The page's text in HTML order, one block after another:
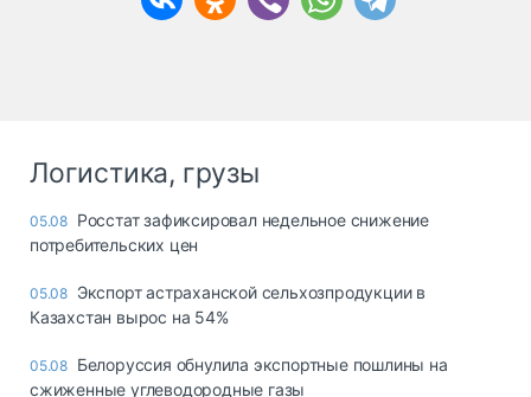
Логистика, грузы
05.08 Росстат зафиксировал недельное снижение
потребительских цен
05.08 Экспорт астраханской сельхозпродукции в
Казахстан вырос на 54%
05.08 Белоруссия обнулила экспортные пошлины на
сжиженные углеводородные газы